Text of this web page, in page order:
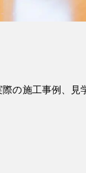
の施工事例、見